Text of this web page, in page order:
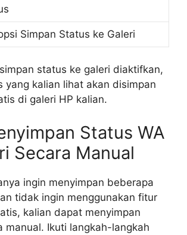
Simpan Status ke Galeri
status ke galeri diaktifkan,
yang kalian lihat akan disimpan
di galeri HP kalian.
Status WA
Secara Manual
ingin menyimpan beberapa
tidak ingin menggunakan fitur
kalian dapat menyimpan
manual. Ikuti langkah-langkah